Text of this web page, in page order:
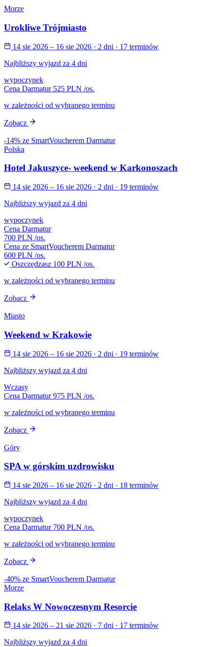
Morze
Urokliwe Trójmiasto
14 sie 2026 – 16 sie 2026 · 2 dni · 17 terminów
Najbliższy wyjazd za 4 dni
wypoczynek
Cena Darmatur 525 PLN /os.
w zależności od wybranego terminu
Zobacz
-14% ze SmartVoucherem Darmatur
Polska
Hotel Jakuszyce- weekend w Karkonoszach
14 sie 2026 – 16 sie 2026 · 2 dni · 19 terminów
Najbliższy wyjazd za 4 dni
wypoczynek
Cena Darmatur
700 PLN /os.
Cena ze SmartVoucherem Darmatur
600 PLN /os.
Oszczędzasz 100 PLN /os.
w zależności od wybranego terminu
Zobacz
Miasto
Weekend w Krakowie
14 sie 2026 – 16 sie 2026 · 2 dni · 19 terminów
Najbliższy wyjazd za 4 dni
Wczasy
Cena Darmatur 975 PLN /os.
w zależności od wybranego terminu
Zobacz
Góry
SPA w górskim uzdrowisku
14 sie 2026 – 16 sie 2026 · 2 dni · 18 terminów
Najbliższy wyjazd za 4 dni
wypoczynek
Cena Darmatur 700 PLN /os.
w zależności od wybranego terminu
Zobacz
-40% ze SmartVoucherem Darmatur
Morze
Relaks W Nowoczesnym Resorcie
14 sie 2026 – 21 sie 2026 · 7 dni · 17 terminów
Najbliższy wyjazd za 4 dni